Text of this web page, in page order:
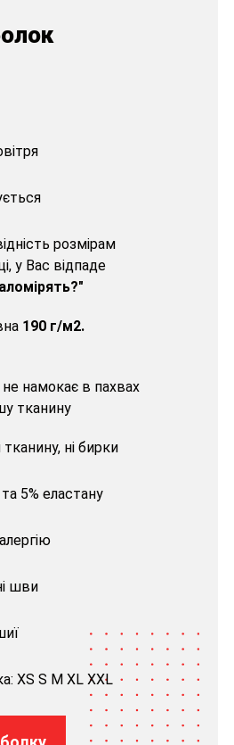
розмірам
у Вас відпаде
190 г/м2.
намокає в пахвах
тканину
ні бирки
5% еластану
шви
XS S M XL XXL